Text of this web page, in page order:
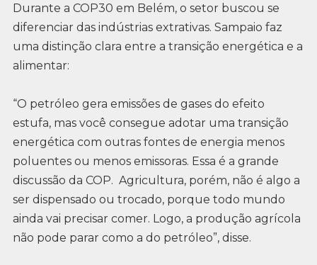
Durante a COP30 em Belém, o setor buscou se
diferenciar das indústrias extrativas. Sampaio faz
uma distinção clara entre a transição energética e a
alimentar:
“O petróleo gera emissões de gases do efeito
estufa, mas você consegue adotar uma transição
energética com outras fontes de energia menos
poluentes ou menos emissoras. Essa é a grande
discussão da COP. Agricultura, porém, não é algo a
ser dispensado ou trocado, porque todo mundo
ainda vai precisar comer. Logo, a produção agrícola
não pode parar como a do petróleo”, disse.